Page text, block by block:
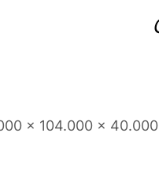
x 104.000 x